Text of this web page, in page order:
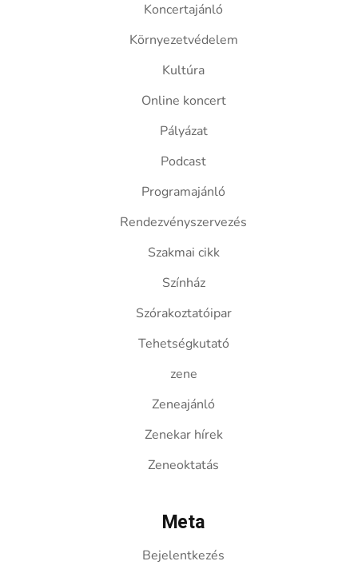
Koncertajánló
Környezetvédelem
Kultúra
Online koncert
Pályázat
Podcast
Programajánló
Rendezvényszervezés
Szakmai cikk
Színház
Szórakoztatóipar
Tehetségkutató
zene
Zeneajánló
Zenekar hírek
Zeneoktatás
Meta
Bejelentkezés